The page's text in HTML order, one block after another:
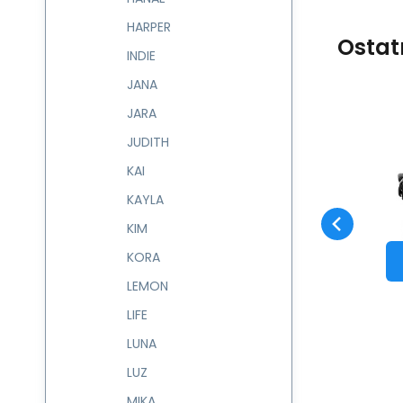
Kabelka COMBO
Kód:
Záruka
HARPER
INDIE
JANA
JARA
JUDITH
KAI
KAYLA
KIM
KORA
LEMON
LIFE
LUNA
LUZ